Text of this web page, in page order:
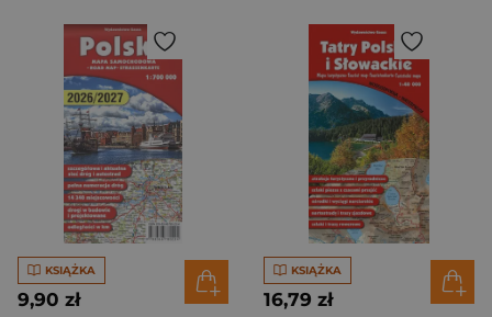
KSIĄŻKA
9,90 zł
KSIĄŻKA
16,79 zł